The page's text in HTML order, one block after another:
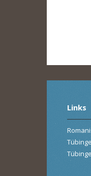
Links